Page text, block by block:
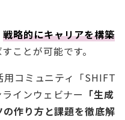
戦略的にキャリアを構築
ことが可能です。
コミュニティ「SHIFT
インウェビナー 「生成
作り方と課題を徹底解